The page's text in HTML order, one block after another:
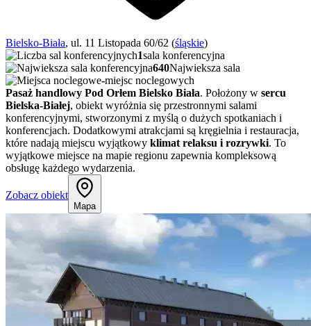
Bielsko-Biała, ul. 11 Listopada 60/62 (śląskie)
1sala konferencyjna
640Najwieksza sala
-miejsc noclegowych
Pasaż handlowy Pod Orłem Bielsko Biała. Położony w sercu
Bielska-Białej, obiekt wyróżnia się przestronnymi salami
konferencyjnymi, stworzonymi z myślą o dużych spotkaniach i
konferencjach. Dodatkowymi atrakcjami są kręgielnia i restauracja,
które nadają miejscu wyjątkowy klimat relaksu i rozrywki. To
wyjątkowe miejsce na mapie regionu zapewnia kompleksową
obsługę każdego wydarzenia.
Zobacz obiekt
Mapa